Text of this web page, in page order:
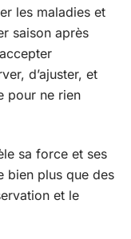
les maladies et
saison après
d’ajuster, et
pour ne rien
sa force et ses
bien plus que des
et le